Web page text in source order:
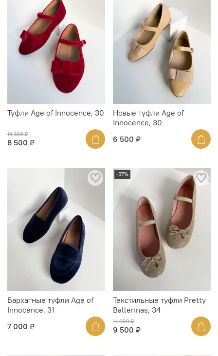
Туфли Age of Innocence, 30
14 300 ₽
8 500 ₽
Новые туфли Age of
Innocence, 30
6 500 ₽
Бархатные туфли Age of
Innocence, 31
7 000 ₽
-37%
Текстильные туфли Pretty
Ballerinas, 34
14 990 ₽
9 500 ₽